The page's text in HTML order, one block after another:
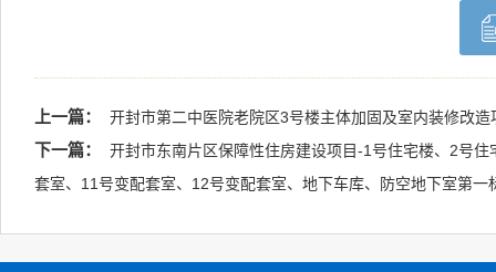
上一篇： 开封市第二中医院老院区3号楼主体加固及室内装修改造
下一篇：
开封市东南片区保障性住房建设项目-1号住宅楼、2号
套室、11号变配套室、12号变配套室、地下车库、防空地下室第一